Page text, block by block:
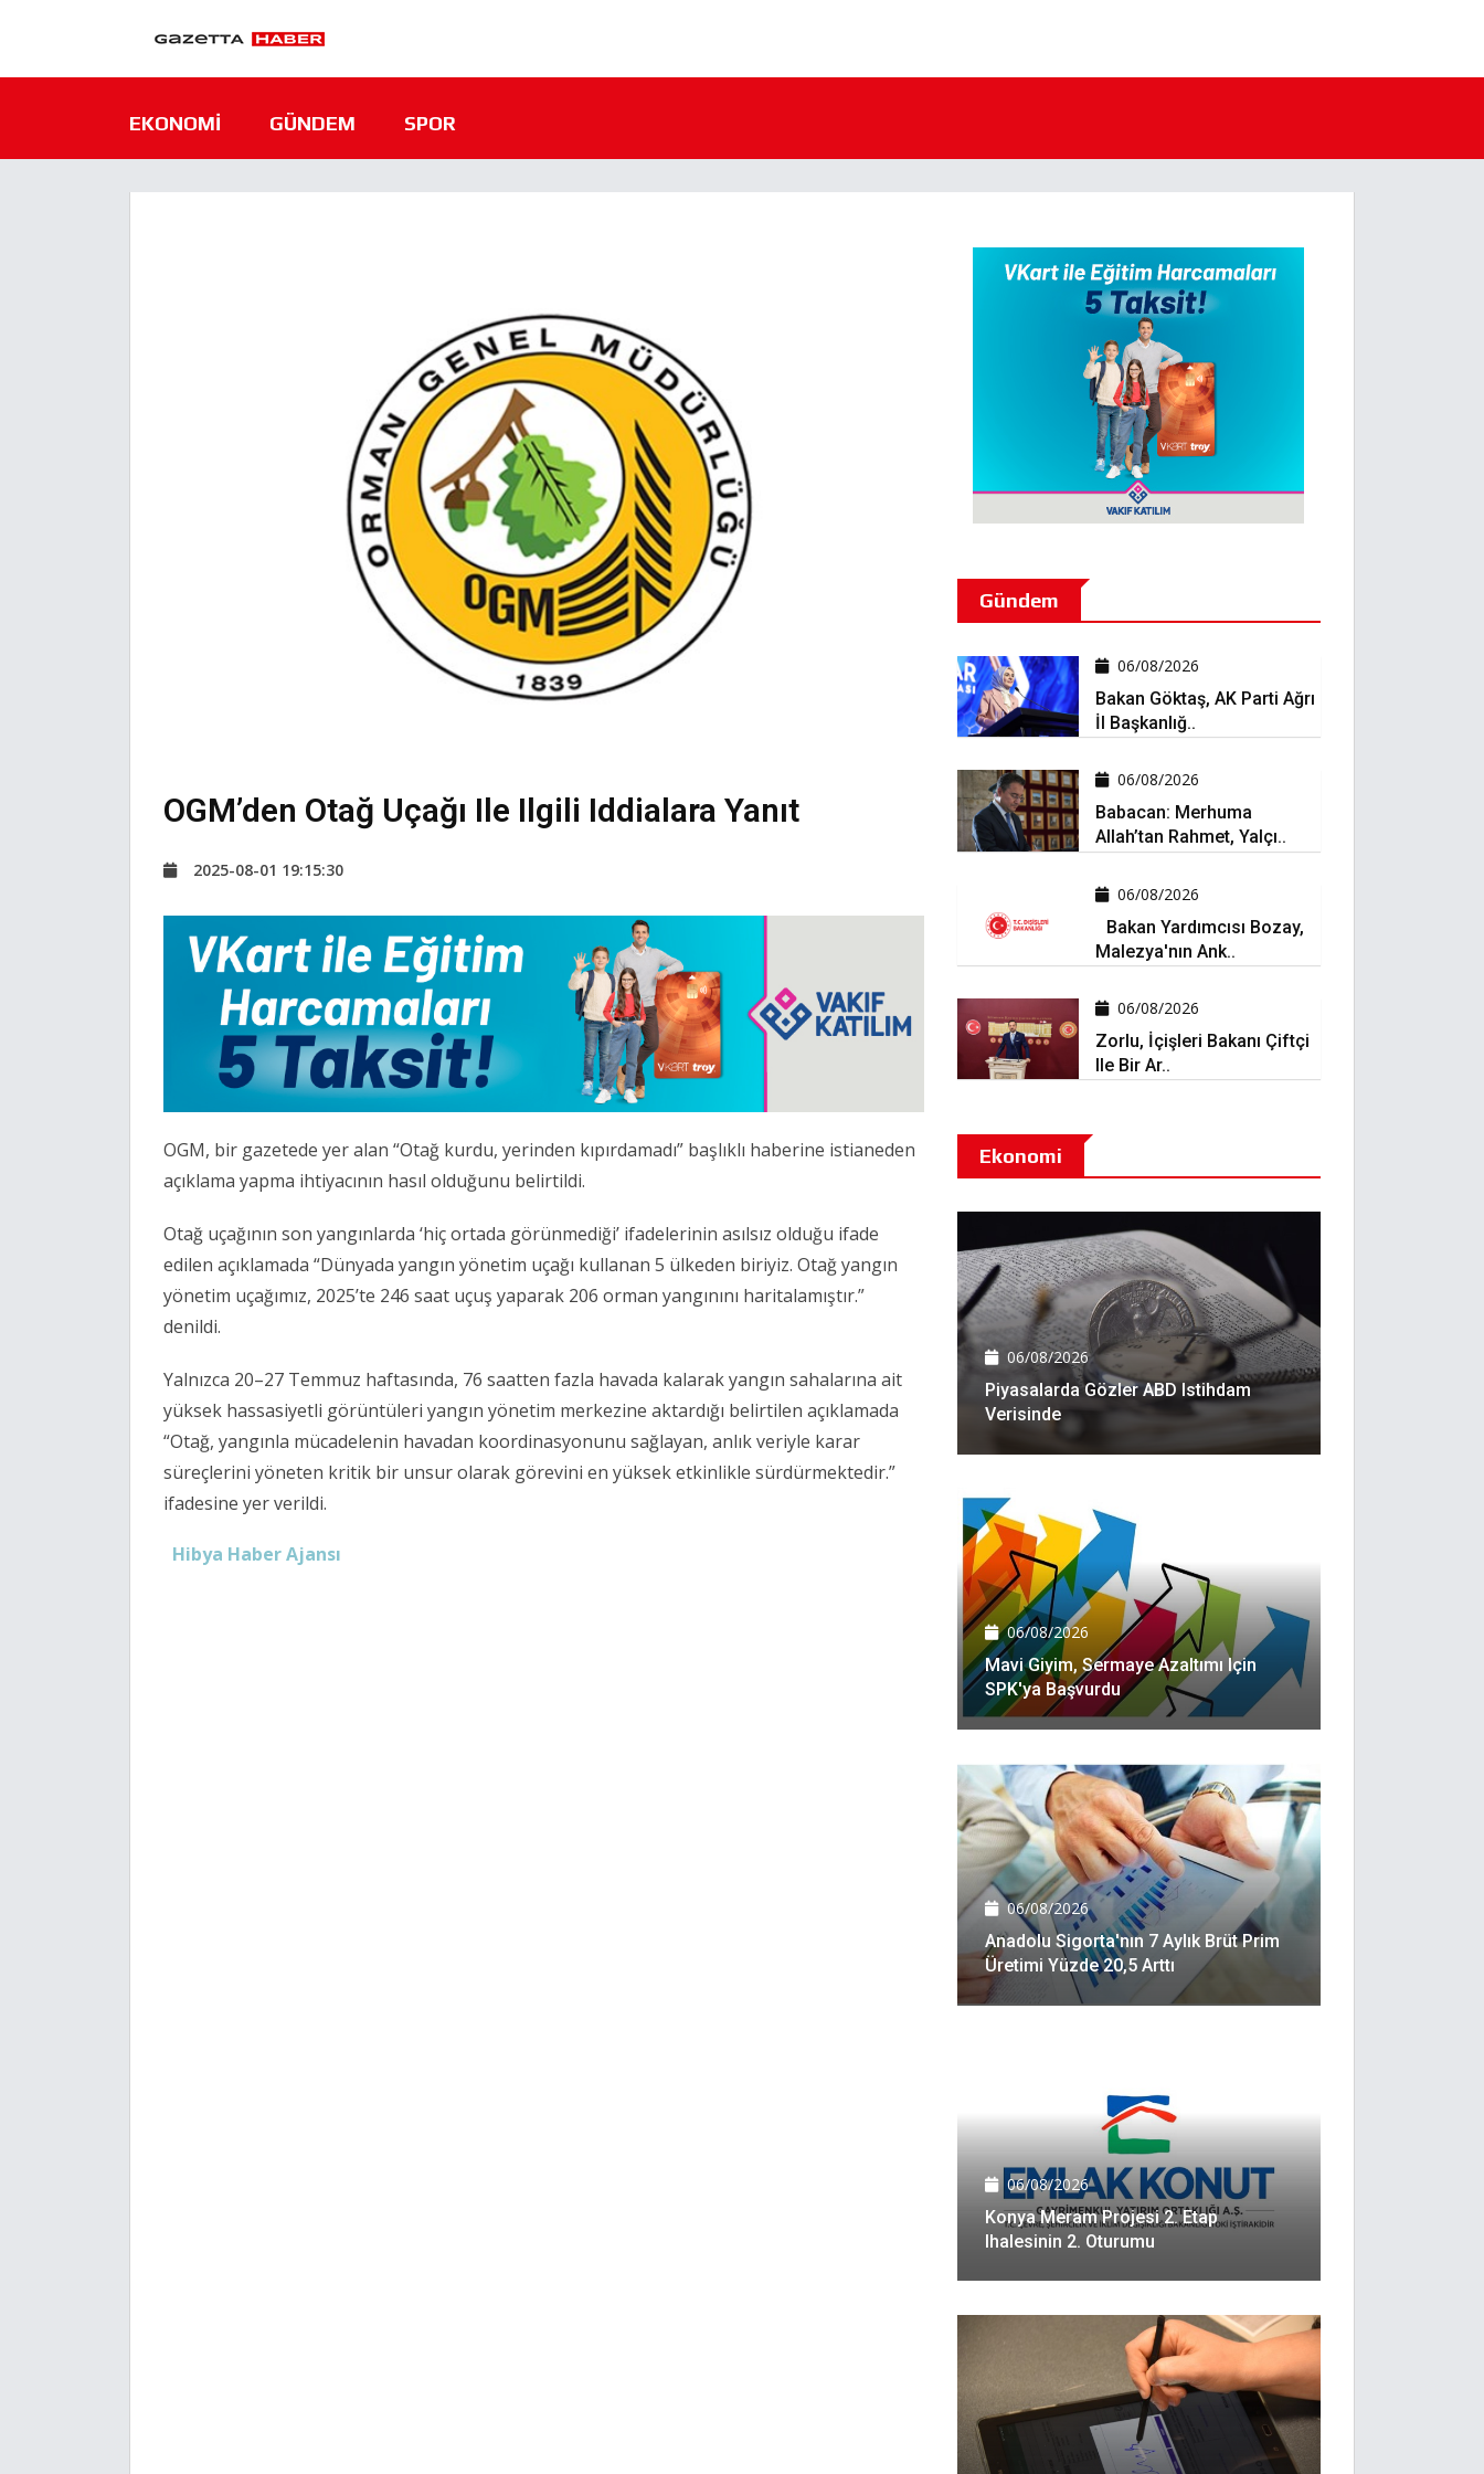
EKONOMI GÜNDEM SPOR
OGM’den Otağ Uçağı Ile Ilgili Iddialara Yanıt
2025-08-01 19:15:30
OGM, bir gazetede yer alan “Otağ kurdu, yerinden kıpırdamadı” başlıklı haberine istianeden
açıklama yapma ihtiyacının hasıl olduğunu belirtildi.
Otağ uçağının son yangınlarda ‘hiç ortada görünmediği’ ifadelerinin asılsız olduğu ifade
edilen açıklamada “Dünyada yangın yönetim uçağı kullanan 5 ülkeden biriyiz. Otağ yangın
yönetim uçağımız, 2025’te 246 saat uçuş yaparak 206 orman yangınını haritalamıştır.”
denildi.
Yalnızca 20–27 Temmuz haftasında, 76 saatten fazla havada kalarak yangın sahalarına ait
yüksek hassasiyetli görüntüleri yangın yönetim merkezine aktardığı belirtilen açıklamada
“Otağ, yangınla mücadelenin havadan koordinasyonunu sağlayan, anlık veriyle karar
süreçlerini yöneten kritik bir unsur olarak görevini en yüksek etkinlikle sürdürmektedir.”
ifadesine yer verildi.
Hibya Haber Ajansı
Gündem
06/08/2026
Bakan Göktaş, AK Parti Ağrı
İl Başkanlığ..
06/08/2026
Babacan: Merhuma
Allah’tan Rahmet, Yalçı..
06/08/2026
Bakan Yardımcısı Bozay,
Malezya'nın Ank..
06/08/2026
Zorlu, İçişleri Bakanı Çiftçi
Ile Bir Ar..
Ekonomi
06/08/2026
Piyasalarda Gözler ABD Istihdam
Verisinde
06/08/2026
Mavi Giyim, Sermaye Azaltımı Için
SPK'ya Başvurdu
06/08/2026
Anadolu Sigorta'nın 7 Aylık Brüt Prim
Üretimi Yüzde 20,5 Arttı
06/08/2026
Konya Meram Projesi 2. Etap
Ihalesinin 2. Oturumu